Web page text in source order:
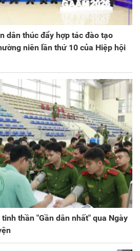
dân thúc đẩy hợp tác đào tạo
niên lần thứ 10 của Hiệp hội
thần "Gần dân nhất" qua Ngày